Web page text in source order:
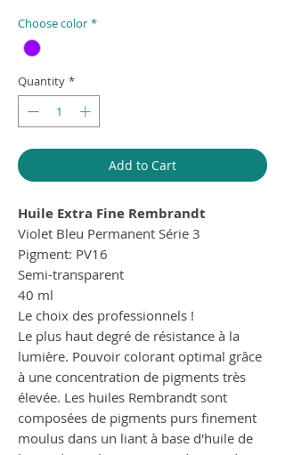
Choose color *
Quantity *
Add to Cart
Huile Extra Fine Rembrandt
Violet Bleu Permanent Série 3
Pigment: PV16
Semi-transparent
40 ml
Le choix des professionnels !
Le plus haut degré de résistance à la
lumière. Pouvoir colorant optimal grâce
à une concentration de pigments très
élevée. Les huiles Rembrandt sont
composées de pigments purs finement
moulus dans un liant à base d'huile de